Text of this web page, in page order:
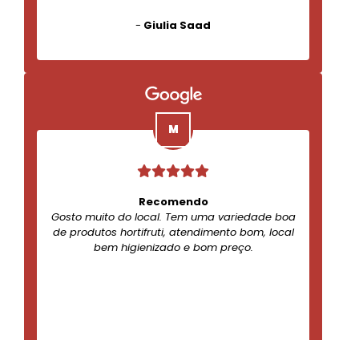
- Giulia Saad
Recomendo
Gosto muito do local. Tem uma variedade boa
de produtos hortifruti, atendimento bom, local
bem higienizado e bom preço.